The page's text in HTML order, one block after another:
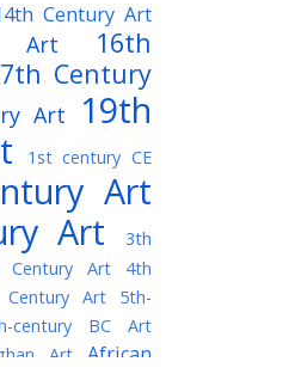
Century Art
Art
16th
Century
Art
19th
1st century CE
Art
Art
3th
Century Art
4th
Art
5th-
century BC Art
Art
African